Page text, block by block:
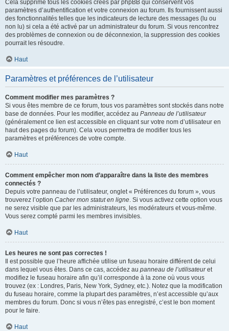
Cela supprime tous les cookies créés par phpBB qui conservent vos
paramètres d’authentification et votre connexion au forum. Ils fournissent aussi
des fonctionnalités telles que les indicateurs de lecture des messages (lu ou
non lu) si cela a été activé par un administrateur du forum. Si vous rencontrez
des problèmes de connexion ou de déconnexion, la suppression des cookies
pourrait les résoudre.
Haut
Paramètres et préférences de l’utilisateur
Comment modifier mes paramètres ?
Si vous êtes membre de ce forum, tous vos paramètres sont stockés dans notre
base de données. Pour les modifier, accédez au Panneau de l’utilisateur
(généralement ce lien est accessible en cliquant sur votre nom d’utilisateur en
haut des pages du forum). Cela vous permettra de modifier tous les
paramètres et préférences de votre compte.
Haut
Comment empêcher mon nom d’apparaître dans la liste des membres
connectés ?
Depuis votre panneau de l’utilisateur, onglet « Préférences du forum », vous
trouverez l’option Cacher mon statut en ligne. Si vous activez cette option vous
ne serez visible que par les administrateurs, les modérateurs et vous-même.
Vous serez compté parmi les membres invisibles.
Haut
Les heures ne sont pas correctes !
Il est possible que l’heure affichée utilise un fuseau horaire différent de celui
dans lequel vous êtes. Dans ce cas, accédez au panneau de l’utilisateuret
modifiez le fuseau horaire afin qu’il corresponde à la zone où vous vous
trouvez (ex : Londres, Paris, New York, Sydney, etc.). Notez que la modification
du fuseau horaire, comme la plupart des paramètres, n’est accessible qu’aux
membres du forum. Donc si vous n’êtes pas enregistré, c’est le bon moment
pour le faire.
Haut